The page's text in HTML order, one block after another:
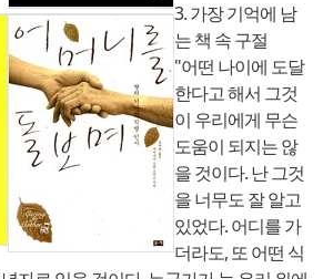
3. 가장 기억에 남
는 책 속 구절
"어떤 나이에 도달
한다고 해서 그것
이 우리에게 무슨
도움이 되지는 않
을 것이다. 난 그것
을 너무도 잘 알고
있었다. 어디를 가
더라도, 또 어떤 식